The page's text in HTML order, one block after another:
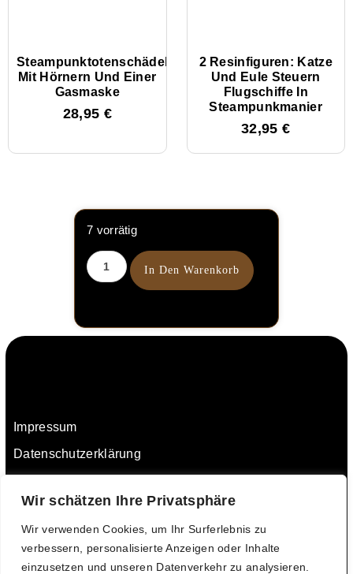
Wir schätzen Ihre Privatsphäre
Wir verwenden Cookies, um Ihr Surferlebnis zu
verbessern, personalisierte Anzeigen oder Inhalte
einzusetzen und unseren Datenverkehr zu analysieren.
Steampunktotenschädel
Mit Hörnern Und Einer
Gasmaske
28,95 €
2 Resinfiguren: Katze
Und Eule Steuern
Flugschiffe In
Steampunkmanier
32,95 €
7 vorrätig
In Den Warenkorb
Impressum
Datenschutzerklärung
Widerrufsbelehrung
Versandinformationen
Zahlungsinformationen